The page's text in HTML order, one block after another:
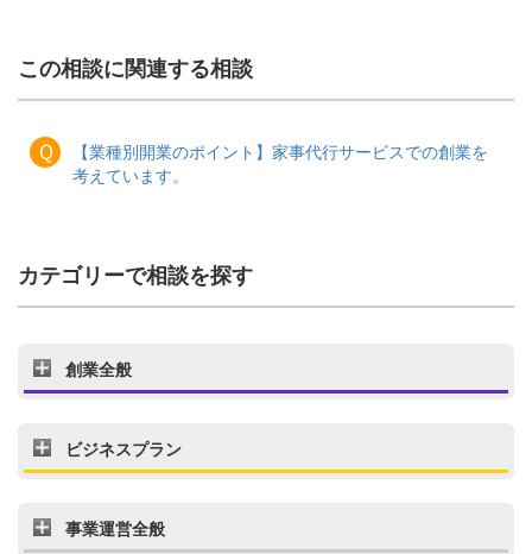
この相談に関連する相談
Ｑ
【業種別開業のポイント】家事代行サービスでの創業を
考えています。
カテゴリーで相談を探す
創業全般
ビジネスプラン
事業運営全般